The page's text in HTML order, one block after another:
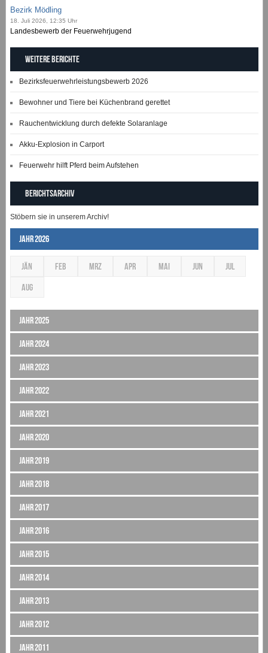
Bezirk Mödling
18. Juli 2026, 12:35 Uhr
Landesbewerb der Feuerwehrjugend
Weitere Berichte
Bezirksfeuerwehrleistungsbewerb 2026
Bewohner und Tiere bei Küchenbrand gerettet
Rauchentwicklung durch defekte Solaranlage
Akku-Explosion in Carport
Feuerwehr hilft Pferd beim Aufstehen
Berichtsarchiv
Stöbern sie in unserem Archiv!
Jahr 2026
JÄN FEB MRZ APR MAI JUN JUL
AUG
Jahr 2025
Jahr 2024
Jahr 2023
Jahr 2022
Jahr 2021
Jahr 2020
Jahr 2019
Jahr 2018
Jahr 2017
Jahr 2016
Jahr 2015
Jahr 2014
Jahr 2013
Jahr 2012
Jahr 2011